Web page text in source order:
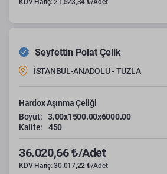
Seyfettin Polat Çelik
İSTANBUL-ANADOLU - TUZLA
Hardox Aşınma Çeliği
Boyut:
3.00x1500.00x6000.00
Kalite:
450
36.020,66 ₺/Adet
KDV Hariç: 30.017,22 ₺/Adet